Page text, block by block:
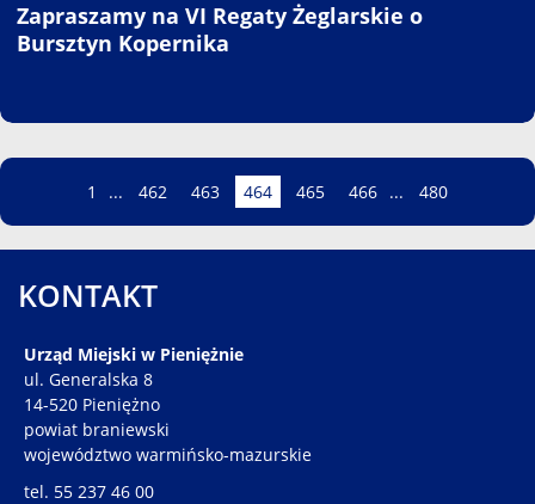
Zapraszamy na VI Regaty Żeglarskie o
Bursztyn Kopernika
Strona
1 ... Strona
462 Strona
463 Strona
464 Strona
465 Strona
466 ... Strona
480
KONTAKT
Urząd Miejski w Pieniężnie
ul. Generalska 8
14-520 Pieniężno
powiat braniewski
województwo warmińsko-mazurskie
tel. 55 237 46 00